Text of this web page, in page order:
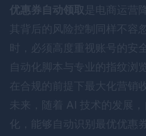
优惠券自动领取 是电商运营
其背后的风险控制同样不容
时，必须高度重视账号的安
自动化脚本与专业的指纹浏
在合规的前提下最大化营销
未来，随着 AI 技术的发展
化，能够自动识别最优优惠